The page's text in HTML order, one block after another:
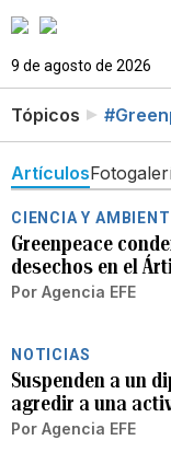
9 de agosto de 2026
Tópicos
Artículos
CIENCIA Y
Greenpeace
desechos en el
Por Agencia EFE
NOTICIAS
Suspenden a un
agredir a una
Por Agencia EFE